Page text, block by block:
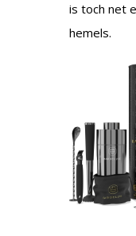
is toch net
hemels.